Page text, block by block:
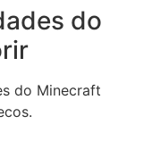
do
do Minecraft